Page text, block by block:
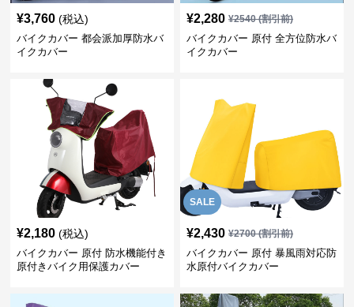
¥3,760 (税込)
バイクカバー 都会派加厚防水バ
イクカバー
¥2,280 ¥2540(割引前)
バイクカバー 原付 全方位防水バ
イクカバー
¥2,180 (税込)
バイクカバー 原付 防水機能付き
原付きバイク用保護カバー
SALE
¥2,430 ¥2700(割引前)
バイクカバー 原付 暴風雨対応防
水原付バイクカバー